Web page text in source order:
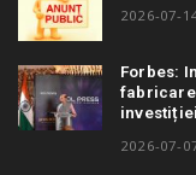
2026-07-
Forbes:
2026-07-